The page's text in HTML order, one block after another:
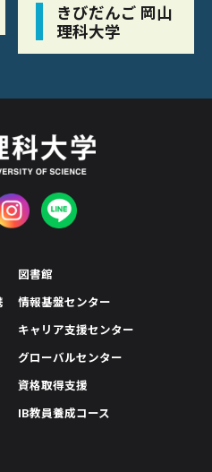
きびだんご 岡山
理科大学
図書館
情報基盤センター
キャリア支援センター
グローバルセンター
資格取得支援
IB教員養成コース